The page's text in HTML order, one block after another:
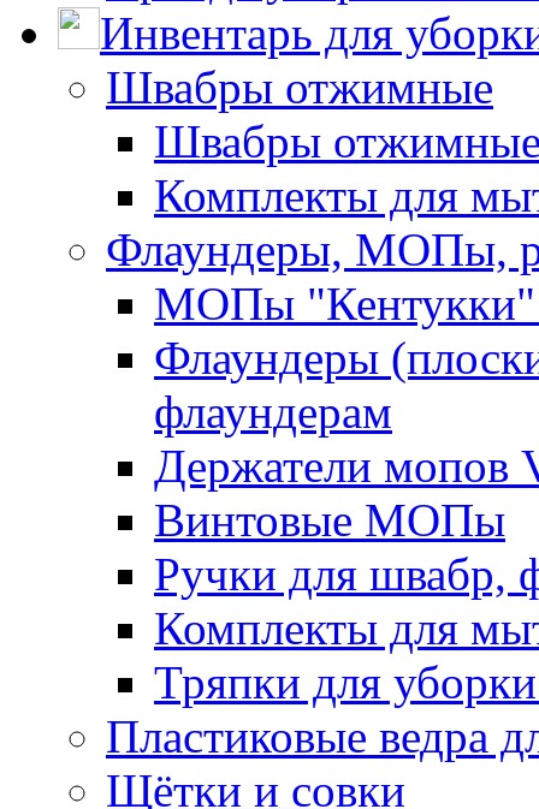
Инвентарь для
Швабры отжимные
Швабры
Комплекты для
Флаундеры, МОПы,
МОПы "Кентукки"
Флаундеры
флаундерам
Держатели мопов
Винтовые МОПы
Ручки для швабр,
Комплекты для
Тряпки для
Пластиковые ведра
Щётки и совки